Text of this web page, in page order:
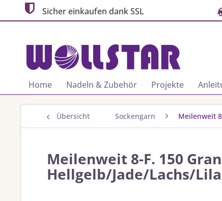
Sicher einkaufen dank SSL
Home Nadeln & Zubehör Projekte
Übersicht Sockengarn Meilenweit
Meilenweit 8-F. 150
Hellgelb/Jade/Lachs/